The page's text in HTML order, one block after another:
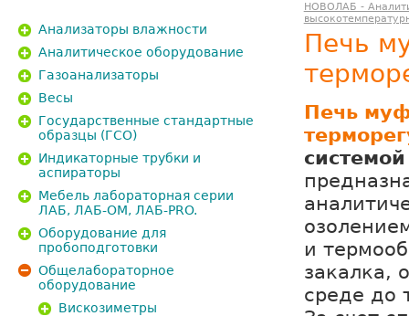
НОВОЛАБ -
Печь
Печь
и
закалка,
среде до
Анализаторы влажности
Аналитическое оборудование
Газоанализаторы
Весы
Государственные стандартные
образцы (ГСО)
Индикаторные трубки и
аспираторы
Мебель лабораторная серии
ЛАБ, ЛАБ-ОМ, ЛАБ-PRO.
Оборудование для
пробоподготовки
Общелабораторное
оборудование
Вискозиметры